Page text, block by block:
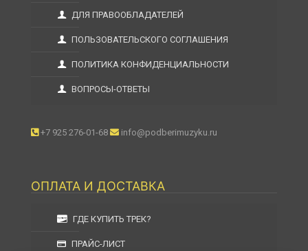
ДЛЯ ПРАВООБЛАДАТЕЛЕЙ
ПОЛЬЗОВАТЕЛЬСКОГО СОГЛАШЕНИЯ
ПОЛИТИКА КОНФИДЕНЦИАЛЬНОСТИ
ВОПРОСЫ-ОТВЕТЫ
+7 925 276-01-68 info@podberimuzyku.ru
ОПЛАТА И ДОСТАВКА
ГДЕ КУПИТЬ ТРЕК?
ПРАЙС-ЛИСТ